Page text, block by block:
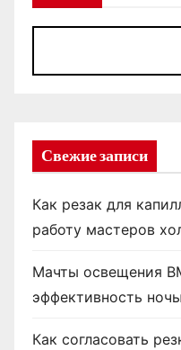
Свежие записи
Как резак для
работу мастеров
Мачты освещения
эффективность
Как согласовать